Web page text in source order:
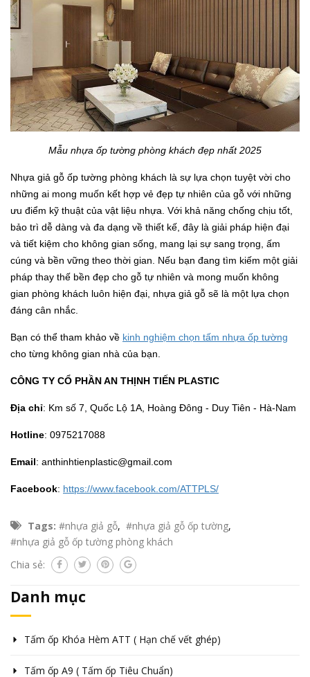
Mẫu nhựa ốp tường phòng khách đẹp nhất 2025
Nhựa giả gỗ ốp tường phòng khách là sự lựa chọn tuyệt vời cho
những ai mong muốn kết hợp vẻ đẹp tự nhiên của gỗ với những
ưu điểm kỹ thuật của vật liệu nhựa. Với khả năng chống chịu tốt,
bảo trì dễ dàng và đa dạng về thiết kế, đây là giải pháp hiện đại
và tiết kiệm cho không gian sống, mang lại sự sang trọng, ấm
cúng và bền vững theo thời gian. Nếu bạn đang tìm kiếm một giải
pháp thay thế bền đẹp cho gỗ tự nhiên và mong muốn không
gian phòng khách luôn hiện đại, nhựa giả gỗ sẽ là một lựa chọn
đáng cân nhắc.
Bạn có thể tham khảo về kinh nghiệm chọn tấm nhựa ốp tường
cho từng không gian nhà của bạn.
CÔNG TY CỔ PHẦN AN THỊNH TIẾN PLASTIC
Địa chỉ: Km số 7, Quốc Lộ 1A, Hoàng Đông - Duy Tiên - Hà-Nam
Hotline: 0975217088
Email: anthinhtienplastic@gmail.com
Facebook: https://www.facebook.com/ATTPLS/
Tags: #nhựa giả gỗ, #nhựa giả gỗ ốp tường,
#nhựa giả gỗ ốp tường phòng khách
Chia sẻ:
Danh mục
Tấm ốp Khóa Hèm ATT ( Hạn chế vết ghép)
Tấm ốp A9 ( Tấm ốp Tiêu Chuẩn)